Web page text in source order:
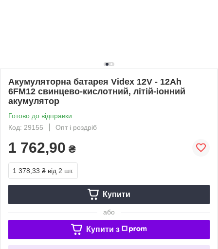
Акумуляторна батарея Videx 12V - 12Ah
6FM12 свинцево-кислотний, літій-іонний
акумулятор
Готово до відправки
Код: 29155
Опт і роздріб
1 762,90 ₴
1 378,33 ₴ від 2 шт.
Купити
або
Купити з